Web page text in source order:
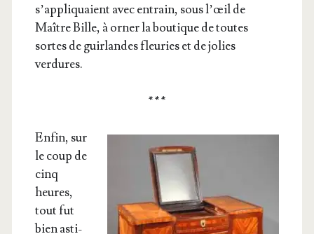
s’ap­pli­quaient avec entrain, sous l’œil de
Maître Bille, à orner la bou­tique de toutes
sortes de guir­landes fleu­ries et de jolies
verdures.
* * *
Enfin, sur
le coup de
cinq
heures,
tout fut
bien asti­